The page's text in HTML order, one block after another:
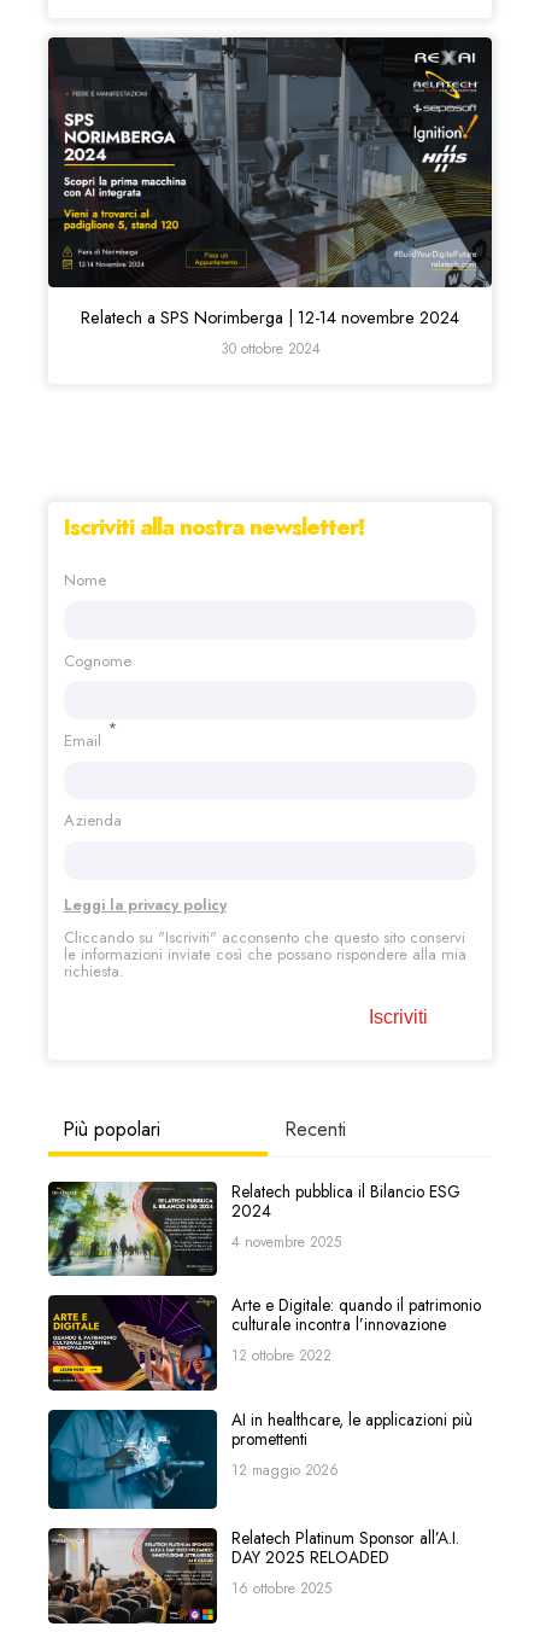
Relatech a SPS Norimberga | 12-14 novembre 2024
30 ottobre 2024
Iscriviti alla nostra newsletter!
Nome
Cognome
Email
*
Azienda
Leggi la privacy policy
Cliccando su "Iscriviti" acconsento che questo sito conservi
le informazioni inviate così che possano rispondere alla mia
richiesta.
Più popolari Recenti
Relatech pubblica il Bilancio ESG
2024
4 novembre 2025
Arte e Digitale: quando il patrimonio
culturale incontra l’innovazione
12 ottobre 2022
AI in healthcare, le applicazioni più
promettenti
12 maggio 2026
Relatech Platinum Sponsor all’A.I.
DAY 2025 RELOADED
16 ottobre 2025